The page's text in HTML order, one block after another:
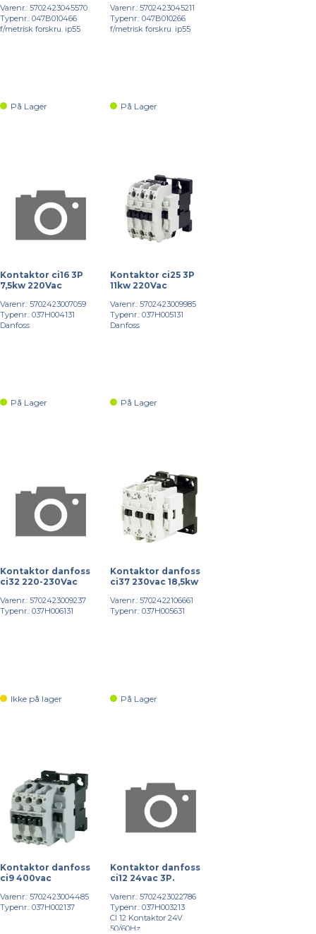
Varenr.: 5702423045570
Typenr.: 047B010466
f/metrisk forskru. ip55
På Lager
Varenr.: 5702423045211
Typenr.: 047B010266
f/metrisk forskru. ip55
På Lager
Kontaktor ci16 3P
7,5kw 220Vac
Varenr.: 5702423007059
Typenr.: 037H004131
Danfoss
På Lager
Kontaktor ci25 3P
11kw 220Vac
Varenr.: 5702423009985
Typenr.: 037H005131
Danfoss
På Lager
Kontaktor danfoss
ci32 220-230Vac
Varenr.: 5702423009237
Typenr.: 037H006131
Ikke på lager
Kontaktor danfoss
ci37 230vac 18,5kw
Varenr.: 5702422106661
Typenr.: 037H005631
På Lager
Kontaktor danfoss
ci9 400vac
Varenr.: 5702423004485
Typenr.: 037H002137
Kontaktor danfoss
ci12 24vac 3P.
Varenr.: 5702423022786
Typenr.: 037H003213
CI 12 Kontaktor 24V
50/60Hz